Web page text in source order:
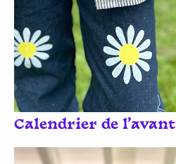
Calendrier de l'avant